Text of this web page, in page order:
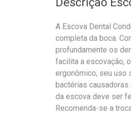
A Escova Dental
completa da boca.
profundamente os
facilita a escovação,
ergonômico, seu uso
bactérias
da escova deve ser
Recomenda-se a